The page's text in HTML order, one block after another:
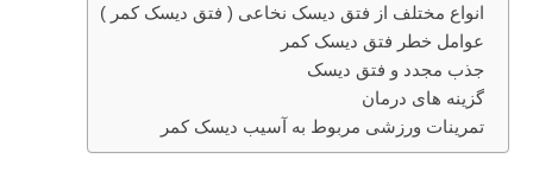
انواع مختلف از فتق دیسک نخاعی ( فتق دیسک کمر )
عوامل خطر فتق دیسک کمر
جذب مجدد و فتق دیسک
گزینه های درمان
تمرینات ورزشی مربوط به آسیب دیسک کمر